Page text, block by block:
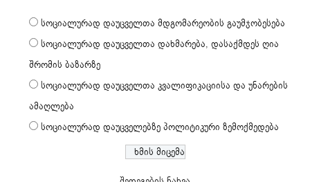
სოციალურად დაუცველთა მდგომარეობის გაუმჯობესება
სოციალურად დაუცველთა დახმარება, დასაქმდეს ღია
შრომის ბაზარზე
სოციალურად დაუცველთა კვალიფიკაციისა და უნარების
ამაღლება
სოციალურად დაუცველებზე პოლიტიკური ზემოქმედება